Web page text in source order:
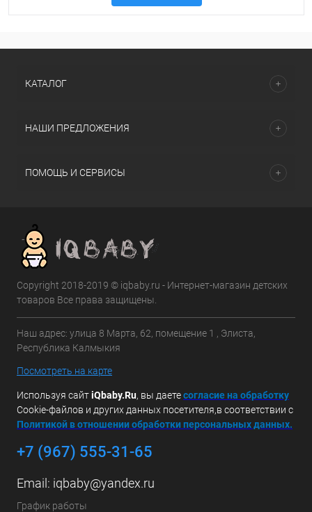
КАТАЛОГ
НАШИ ПРЕДЛОЖЕНИЯ
ПОМОЩЬ И СЕРВИСЫ
Copyright 2018-2019 © iqbaby.ru - Интернет-магазин детских
товаров Все права защищены.
Наш адрес: улица 8 Марта, 62, помещение 1 , Элиста,
Республика Калмыкия
Посмотреть на карте
Используя сайтiQbaby.Ru, вы даетесогласие на обработку
Cookie-файлов и других данных посетителя,в соответствии с
Политикой в отношении обработки персональных данных.
+7 (967) 555-31-65
Email: iqbaby@yandex.ru
График работы